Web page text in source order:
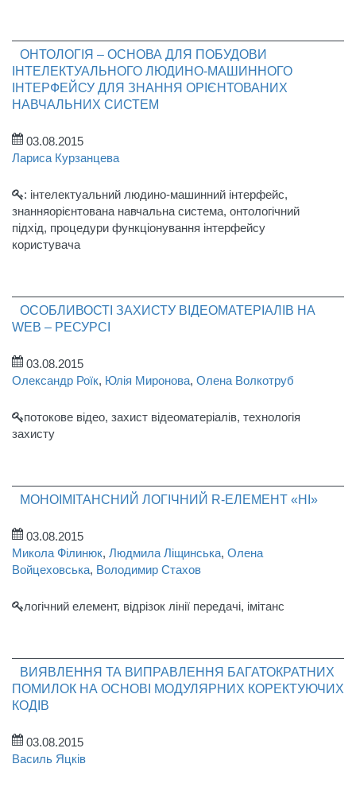
ОНТОЛОГІЯ – ОСНОВА ДЛЯ ПОБУДОВИ
ІНТЕЛЕКТУАЛЬНОГО ЛЮДИНО-МАШИННОГО
ІНТЕРФЕЙСУ ДЛЯ ЗНАННЯ ОРІЄНТОВАНИХ
НАВЧАЛЬНИХ СИСТЕМ
03.08.2015
Лариса Курзанцева
: інтелектуальний людино-машинний інтерфейс,
знанняорієнтована навчальна система, онтологічний
підхід, процедури функціонування інтерфейсу
користувача
ОСОБЛИВОСТІ ЗАХИСТУ ВІДЕОМАТЕРІАЛІВ НА
WEB – РЕСУРСІ
03.08.2015
Олександр Роїк, Юлія Миронова, Олена Волкотруб
потокове відео, захист відеоматеріалів, технологія
захисту
МОНОІМІТАНСНИЙ ЛОГІЧНИЙ R-ЕЛЕМЕНТ «НІ»
03.08.2015
Микола Філинюк, Людмила Ліщинська, Олена
Войцеховська, Володимир Стахов
логічний елемент, відрізок лінії передачі, імітанс
ВИЯВЛЕННЯ ТА ВИПРАВЛЕННЯ БАГАТОКРАТНИХ
ПОМИЛОК НА ОСНОВІ МОДУЛЯРНИХ КОРЕКТУЮЧИХ
КОДІВ
03.08.2015
Василь Яцків